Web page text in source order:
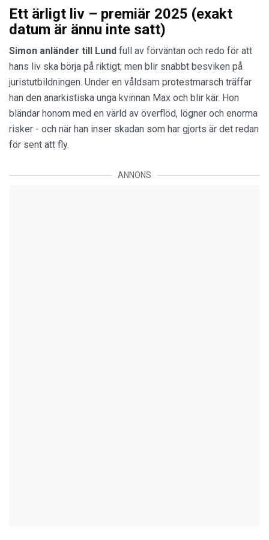
Ett ärligt liv – premiär 2025 (exakt
datum är ännu inte satt)
Simon anländer till Lund full av förväntan och redo för att
hans liv ska börja på riktigt; men blir snabbt besviken på
juristutbildningen. Under en våldsam protestmarsch träffar
han den anarkistiska unga kvinnan Max och blir kär. Hon
bländar honom med en värld av överflöd, lögner och enorma
risker - och när han inser skadan som har gjorts är det redan
för sent att fly.
ANNONS